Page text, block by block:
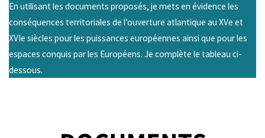
En utilisant les documents proposés, je mets en évidence les
conséquences territoriales de l’ouverture atlantique au XVe et
XVIe siècles pour les puissances européennes ainsi que pour les
espaces conquis par les Européens. Je complète le tableau ci-
dessous.